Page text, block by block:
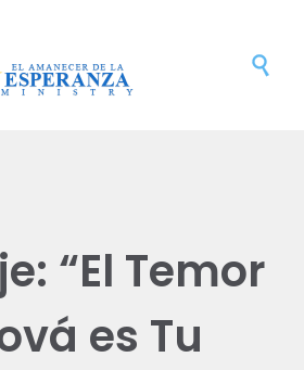

“El Temor
es Tu